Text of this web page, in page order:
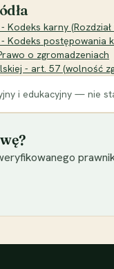
karny
Kodeks postępowania
o zgromadzeniach
- art. 57 (wolność
i edukacyjny — nie